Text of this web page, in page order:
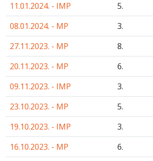
11.01.2024. - IMP
5.
08.01.2024. - MP
3.
27.11.2023. - MP
8.
20.11.2023. - MP
6.
09.11.2023. - IMP
3.
23.10.2023. - MP
5.
19.10.2023. - IMP
3.
16.10.2023. - MP
6.